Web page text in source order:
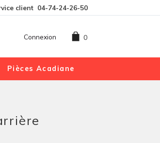
client 04-74-24-26-50
0
Connexion
Pièces Acadiane